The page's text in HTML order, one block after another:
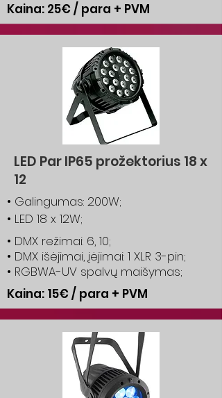
Kaina: 25€ / para + PVM
LED Par IP65 prožektorius 18 x
12
• Galingumas: 200W;
• LED 18 x 12W;
• DMX režimai: 6, 10;
• DMX išėjimai, įėjimai: 1 XLR 3-pin;
• RGBWA-UV spalvų maišymas;
Kaina: 15€ / para + PVM